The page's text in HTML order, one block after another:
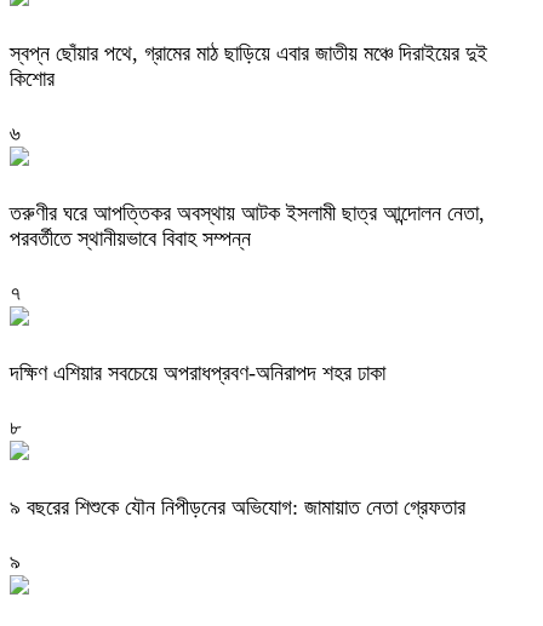
স্বপ্ন ছোঁয়ার পথে, গ্রামের মাঠ ছাড়িয়ে এবার জাতীয় মঞ্চে দিরাইয়ের দুই
কিশোর
৬
তরুণীর ঘরে আপত্তিকর অবস্থায় আটক ইসলামী ছাত্র আন্দোলন নেতা,
পরবর্তীতে স্থানীয়ভাবে বিবাহ সম্পন্ন
৭
দক্ষিণ এশিয়ার সবচেয়ে অপরাধপ্রবণ-অনিরাপদ শহর ঢাকা
৮
৯ বছরের শিশুকে যৌন নিপীড়নের অভিযোগ: জামায়াত নেতা গ্রেফতার
৯